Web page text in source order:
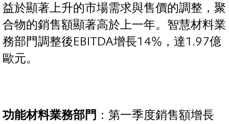
益於顯著上升的市場需求與售價的調整，聚
合物的銷售額顯著高於上一年。智慧材料業
務部門調整後EBITDA增長14%，達1.97億
歐元。
功能材料業務部門 ：第一季度銷售額增長